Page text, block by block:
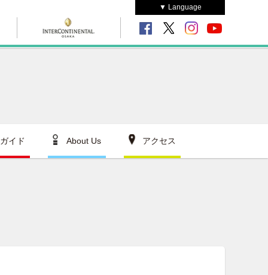
▼ Language
イド About Us アクセス